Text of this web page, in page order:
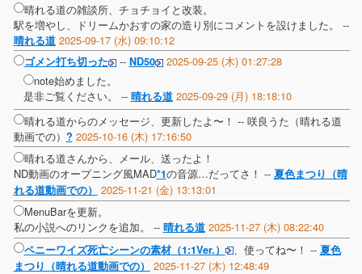
晴れる道の雑談所、チョチョイと改装。
駅を増やし、ドリームかおすの家の造り別にコメントを設けました。 --
晴れる道 2025-09-17 (水) 09:10:12
ゴメン打ち切った -- ND50
2025-09-25 (木) 01:27:28
note始めました。
是非ご覧ください。 -- 晴れる道 2025-09-29 (月) 18:18:10
晴れる道からのメッセージ、更新したよ〜！ -- 咲良うた（晴れる道
動画での） ? 2025-10-16 (木) 17:16:50
晴れる道さんから、メール、送ったよ！
ND動画のオープニング風MAD*1の音源…だってさ！ -- 夏色まつり（晴
れる道動画での）
2025-11-21 (金) 13:13:01
MenuBarを更新。
私の小説へのリンクを追加。 -- 晴れる道 2025-11-27 (木) 08:22:40
ペニーワイズ死亡シーンの素材（1:1Ver.） 、使ってね〜！ -- 夏色
まつり（晴れる道動画での）
2025-11-27 (木) 12:48:49